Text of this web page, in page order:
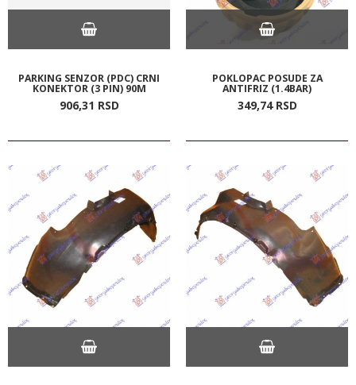
PARKING SENZOR (PDC) CRNI
KONEKTOR (3 PIN) 90M
906,31 RSD
POKLOPAC POSUDE ZA
ANTIFRIZ (1.4BAR)
349,74 RSD